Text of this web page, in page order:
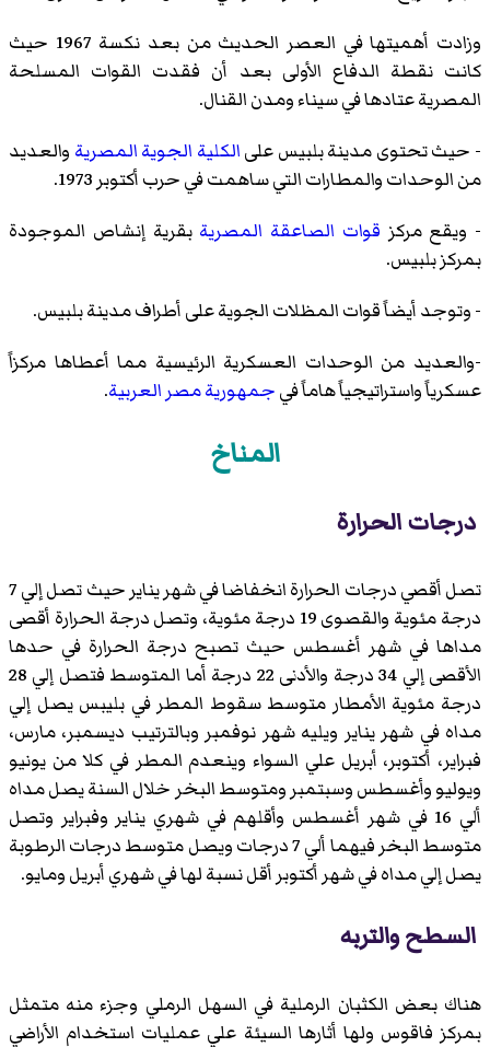
وزادت أهميتها في العصر الحديث من بعد نكسة 1967 حيث
كانت نقطة الدفاع الأولى بعد أن فقدت القوات المسلحة
المصرية عتادها في سيناء ومدن القنال.
- حيث تحتوى مدينة بلبيس علىالكلية الجوية المصرية والعديد
من الوحدات والمطارات التي ساهمت في حرب أكتوبر 1973.
- ويقع مركز قوات الصاعقة المصرية بقرية إنشاص الموجودة
بمركز بلبيس.
- وتوجد أيضاً قوات المظلات الجوية على أطراف مدينة بلبيس.
-والعديد من الوحدات العسكرية الرئيسية مما أعطاها مركزاً
عسكرياً واستراتيجياً هاماً فيجمهورية مصر العربية.
المناخ
درجات الحرارة
تصل أقصي درجات الحرارة انخفاضا في شهر يناير حيث تصل إلي 7
درجة مئوية والقصوى 19 درجة مئوية، وتصل درجة الحرارة أقصى
مداها في شهر أغسطس حيث تصبح درجة الحرارة في حدها
الأقصى إلي 34 درجة والأدنى 22 درجة أما المتوسط فتصل إلي 28
درجة مئوية الأمطار متوسط سقوط المطر في بليبس يصل إلي
مداه في شهر يناير ويليه شهر نوفمبر وبالترتيب ديسمبر، مارس،
فبراير، أكتوبر، أبريل علي السواء وينعدم المطر في كلا من يونيو
ويوليو وأغسطس وسبتمبر ومتوسط البخر خلال السنة يصل مداه
ألي 16 في شهر أغسطس وأقلهم في شهري يناير وفبراير وتصل
متوسط البخر فيهما ألي 7 درجات ويصل متوسط درجات الرطوبة
يصل إلي مداه في شهر أكتوبر أقل نسبة لها في شهري أبريل ومايو.
السطح والتربه
هناك بعض الكثبان الرملية في السهل الرملي وجزء منه متمثل
بمركز فاقوس ولها أثارها السيئة علي عمليات استخدام الأراضي